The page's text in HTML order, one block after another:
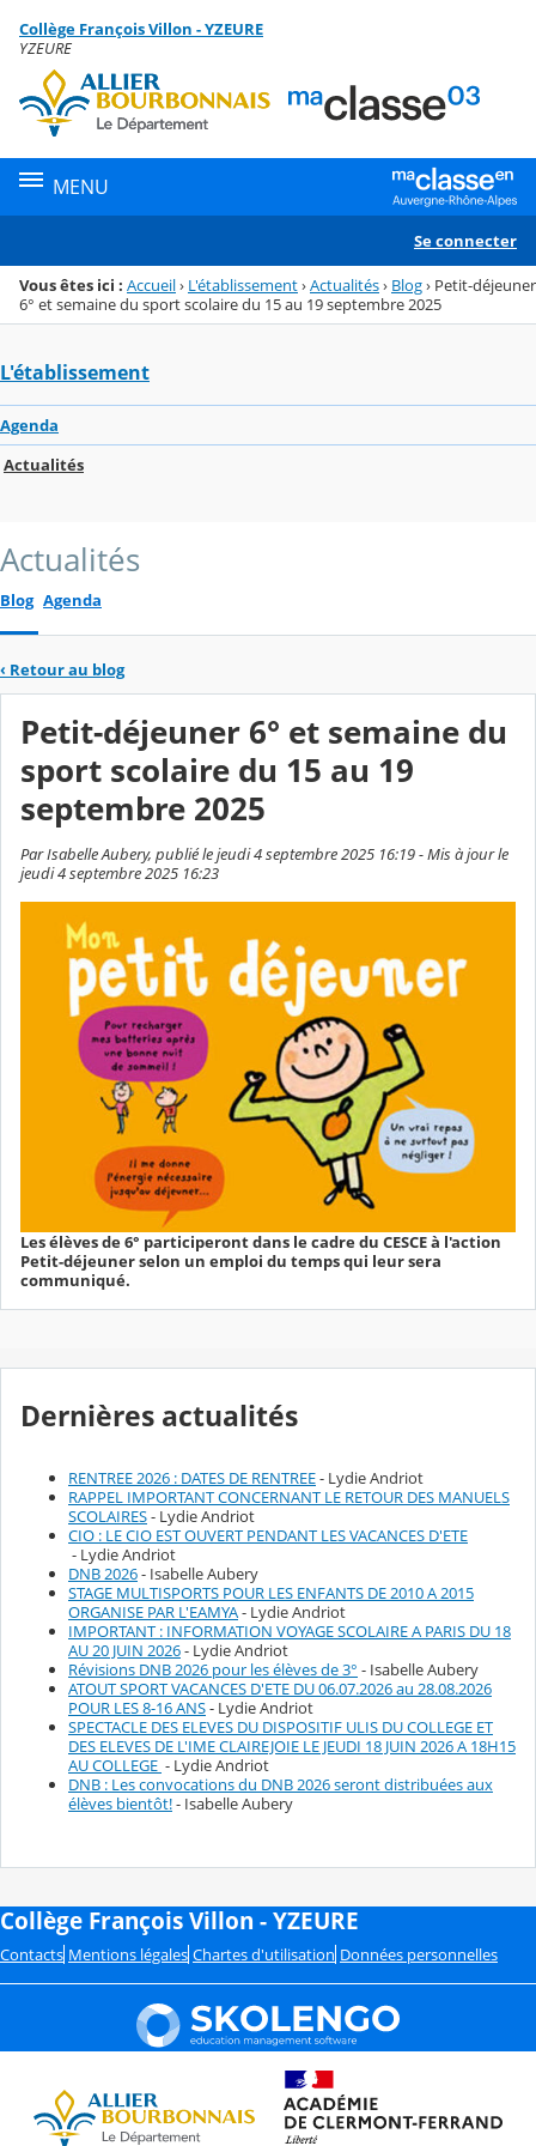
Menu de la rubrique
Contenu
Collège François Villon - YZEURE
YZEURE
MENU
Se connecter
Vous êtes ici : Accueil› L'établissement›Actualités› Blog› Petit-déjeuner
6° et semaine du sport scolaire du 15 au 19 septembre 2025
L'établissement
Agenda
Actualités
Actualités
Blog Agenda
‹ Retour au blog
Petit-déjeuner 6° et semaine du
sport scolaire du 15 au 19
septembre 2025
Par Isabelle Aubery, publié le jeudi 4 septembre 2025 16:19 - Mis à jour le
jeudi 4 septembre 2025 16:23
Les élèves de 6° participeront dans le cadre du CESCE à l'action
Petit-déjeuner selon un emploi du temps qui leur sera
communiqué.
Dernières actualités
RENTREE 2026 : DATES DE RENTREE- Lydie Andriot
RAPPEL IMPORTANT CONCERNANT LE RETOUR DES MANUELS
SCOLAIRES- Lydie Andriot
CIO : LE CIO EST OUVERT PENDANT LES VACANCES D'ETE
- Lydie Andriot
DNB 2026- Isabelle Aubery
STAGE MULTISPORTS POUR LES ENFANTS DE 2010 A 2015
ORGANISE PAR L'EAMYA- Lydie Andriot
IMPORTANT : INFORMATION VOYAGE SCOLAIRE A PARIS DU 18
AU 20 JUIN 2026- Lydie Andriot
Révisions DNB 2026 pour les élèves de 3° - Isabelle Aubery
ATOUT SPORT VACANCES D'ETE DU 06.07.2026 au 28.08.2026
POUR LES 8-16 ANS- Lydie Andriot
SPECTACLE DES ELEVES DU DISPOSITIF ULIS DU COLLEGE ET
DES ELEVES DE L'IME CLAIREJOIE LE JEUDI 18 JUIN 2026 A 18H15
AU COLLEGE - Lydie Andriot
DNB : Les convocations du DNB 2026 seront distribuées aux
élèves bientôt!- Isabelle Aubery
Collège François Villon - YZEURE
Contacts Mentions légales Chartes d'utilisation Données personnelles